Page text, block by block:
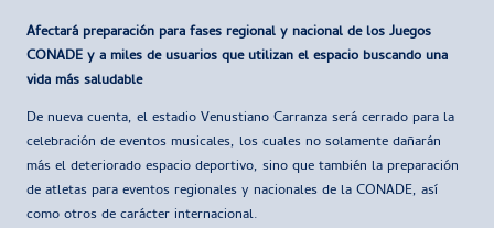
Afectará preparación para fases regional y nacional de los Juegos
CONADE y a miles de usuarios que utilizan el espacio buscando una
vida más saludable
De nueva cuenta, el estadio Venustiano Carranza será cerrado para la
celebración de eventos musicales, los cuales no solamente dañarán
más el deteriorado espacio deportivo, sino que también la preparación
de atletas para eventos regionales y nacionales de la CONADE, así
como otros de carácter internacional.